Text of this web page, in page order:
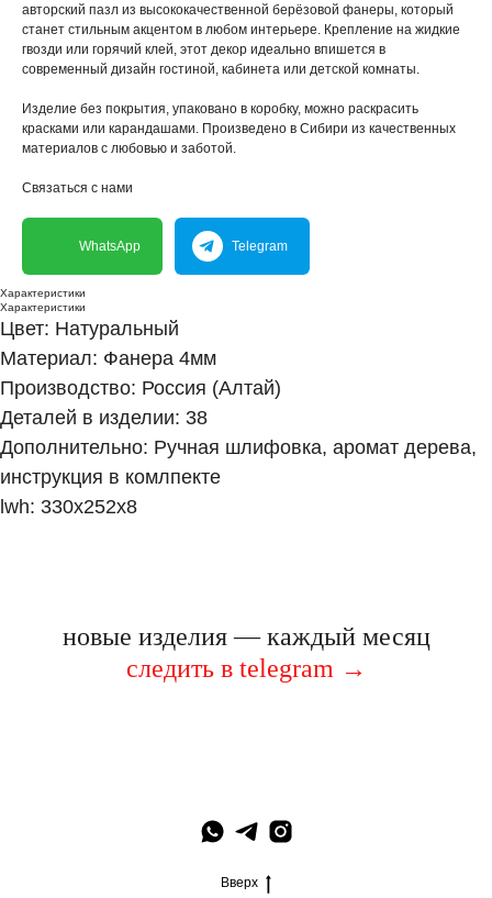
авторский пазл из высококачественной берёзовой фанеры, который
станет стильным акцентом в любом интерьере. Крепление на жидкие
гвозди или горячий клей, этот декор идеально впишется в
современный дизайн гостиной, кабинета или детской комнаты.
Изделие без покрытия, упаковано в коробку, можно раскрасить
красками или карандашами. Произведено в Сибири из качественных
материалов с любовью и заботой.
Связаться с нами
WhatsApp Telegram
Характеристики
Характеристики
Цвет: Натуральный
Материал: Фанера 4мм
Производство: Россия (Алтай)
Деталей в изделии: 38
Дополнительно: Ручная шлифовка, аромат дерева,
инструкция в комлпекте
lwh: 330x252x8
новые изделия — каждый месяц
следить в telegram →
Вверх